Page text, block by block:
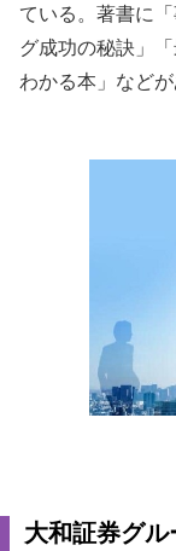
ている。著書に
グ成功の秘訣」
わかる本」などが
大和証券グ